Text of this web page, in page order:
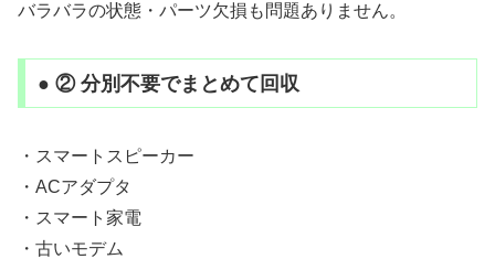
バラバラの状態・パーツ欠損も問題ありません。
● ② 分別不要でまとめて回収
・スマートスピーカー
・ACアダプタ
・スマート家電
・古いモデム